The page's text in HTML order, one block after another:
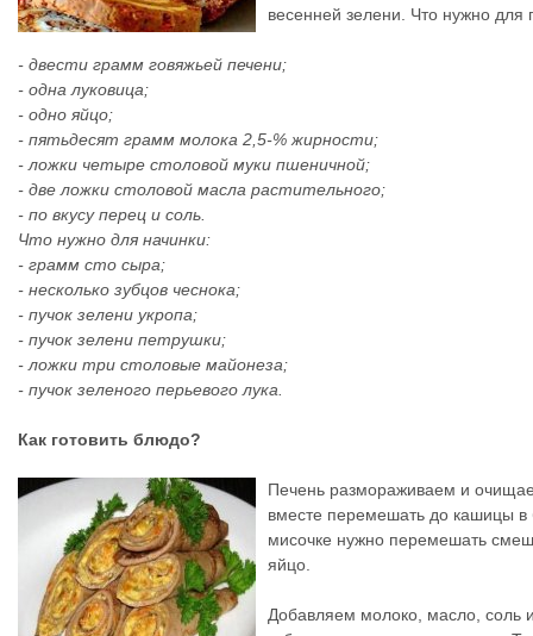
весенней зелени. Что нужно для
- двести грамм говяжьей печени;
- одна луковица;
- одно яйцо;
- пятьдесят грамм молока 2,5-% жирности;
- ложки четыре столовой муки пшеничной;
- две ложки столовой масла растительного;
- по вкусу перец и соль.
Что нужно для начинки:
- грамм сто сыра;
- несколько зубцов чеснока;
- пучок зелени укропа;
- пучок зелени петрушки;
- ложки три столовые майонеза;
- пучок зеленого перьевого лука.
Как готовить блюдо?
Печень размораживаем и
вместе перемешать до кашицы в
мисочке нужно перемешать
яйцо.
Добавляем молоко, масло, соль